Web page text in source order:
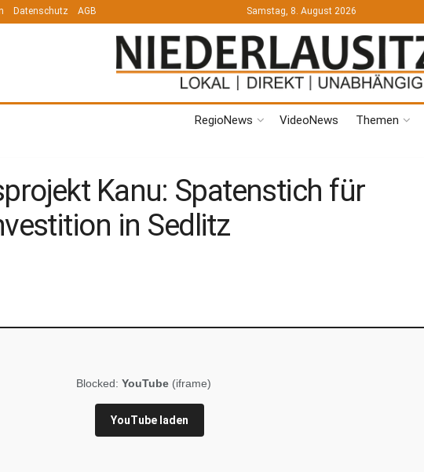
Datenschutz AGB Samstag, 8. August 2026
RegioNews VideoNews Themen
Kanu: Spatenstich für
in Sedlitz
Blocked: YouTube(iframe)
YouTube laden